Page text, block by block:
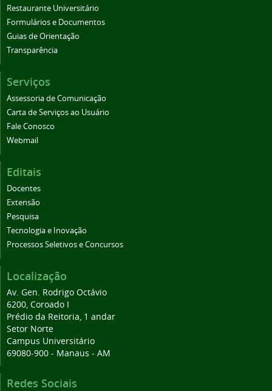
Restaurante Universitário
Formulários e Documentos
Guias de Orientação
Transparência
Serviços
Assessoria de Comunicação
Carta de Serviços ao Usuário
Fale Conosco
Webmail
Editais
Docentes
Extensão
Pesquisa
Tecnologia e Inovação
Processos Seletivos e Concursos
Localização
Av. Gen. Rodrigo Octávio
6200, Coroado I
Prédio da Reitoria, 1 andar
Setor Norte
Campus Universitário
69080-900 - Manaus - AM
Redes Sociais